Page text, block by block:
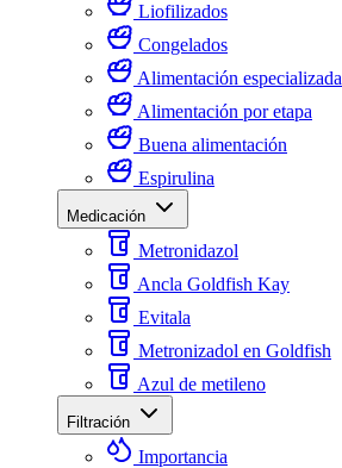
Liofilizados
Congelados
Alimentación especializada
Alimentación por etapa
Buena alimentación
Espirulina
Medicación
Metronidazol
Ancla Goldfish Kay
Evitala
Metronizadol en Goldfish
Azul de metileno
Filtración
Importancia